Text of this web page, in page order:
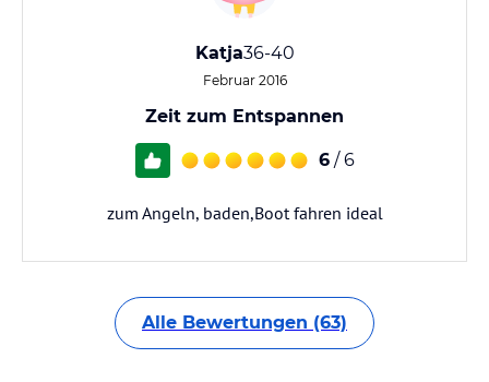
Katja36-40
Februar 2016
Zeit zum Entspannen
6 / 6
zum Angeln, baden,Boot fahren ideal
Alle Bewertungen (63)